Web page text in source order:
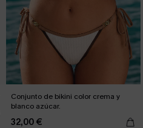
Conjunto de bikini color crema y
blanco azúcar.
32,00 €